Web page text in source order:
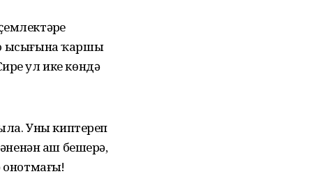
ысығына ҡаршы
ул ике көндә
Уны киптереп
аш бешерә,